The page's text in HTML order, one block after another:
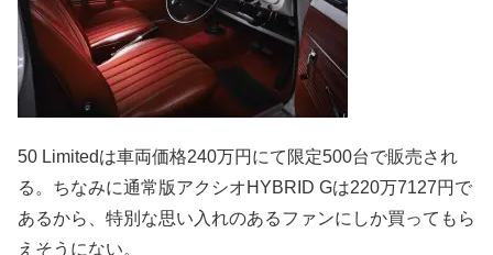
50 Limitedは車両価格240万円にて限定500台で販売され
る。ちなみに通常版アクシオHYBRID Gは220万7127円で
あるから、特別な思い入れのあるファンにしか買ってもら
えそうにない。